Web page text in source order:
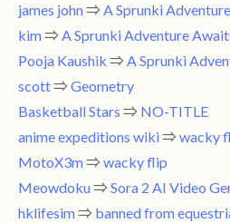
james john⇒ A Sprunki
kim⇒ A Sprunki Adventure
Pooja Kaushik ⇒ A Sprunki
scott⇒ Geometry
Basketball Stars ⇒ NO-TITLE
anime expeditions wiki⇒ wacky
MotoX3m⇒ wacky flip
Meowdoku⇒ Sora 2 AI Video
hklifesim⇒ banned from